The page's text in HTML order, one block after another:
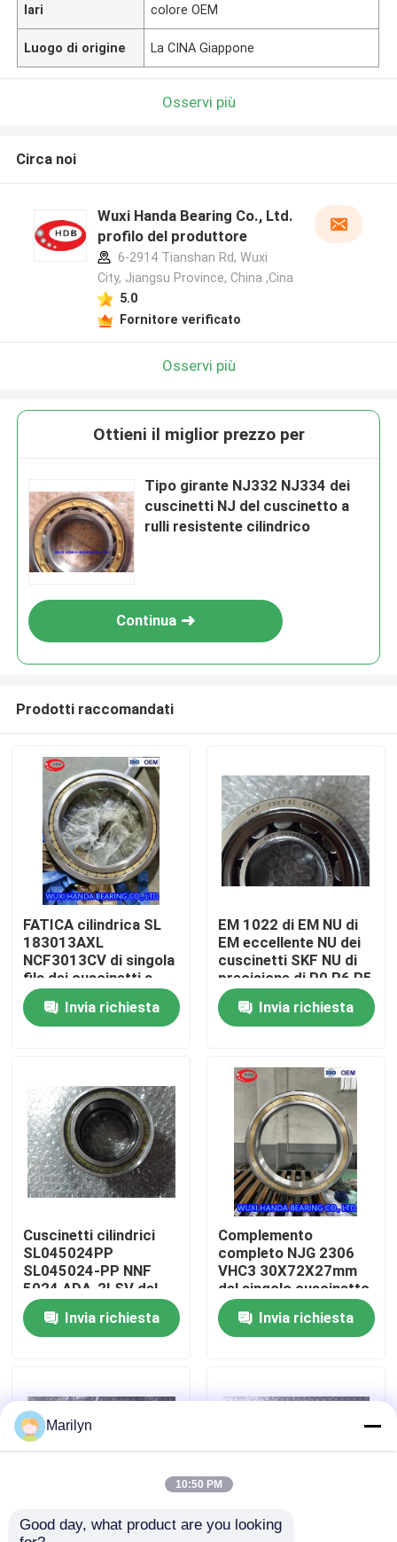
Casa
Prodotti
Circa noi
Giro della fabbrica
Controllo di qualità
Contattici
Casi
Cuscinetto a rulli conici
Cuscinetto a rulli sferico
lari
colore OEM
Luogo di origine La CINA Giappone
Osservi più
Circa noi
Wuxi Handa Bearing Co., Ltd.
profilo del produttore
6-2914 Tianshan Rd, Wuxi
City, Jiangsu Province, China ,Cina
5.0
Fornitore verificato
Osservi più
Ottieni il miglior prezzo per
Tipo girante NJ332 NJ334 dei
cuscinetti NJ del cuscinetto a
rulli resistente cilindrico
Continua
Prodotti raccomandati
FATICA cilindrica SL
183013AXL
NCF3013CV di singola
fila dei cuscinetti a
rulli del complemento
completoInvia richiesta
EM 1022 di EM NU di
EM eccellente NU dei
cuscinetti SKF NU di
precisione di P0 P6 P5
P4 P2 1024 1026
Invia richiesta
Cuscinetti cilindrici
SL045024PP
SL045024-PP NNF
5024 ADA-2LSV del
complemento
completoInvia richiesta
Complemento
completo NJG 2306
VHC3 30X72X27mm
del singolo cuscinetto
a rulli di fila SL19-
2320C3Invia richiesta
Marilyn
10:50 PM
Good day, what product are you looking